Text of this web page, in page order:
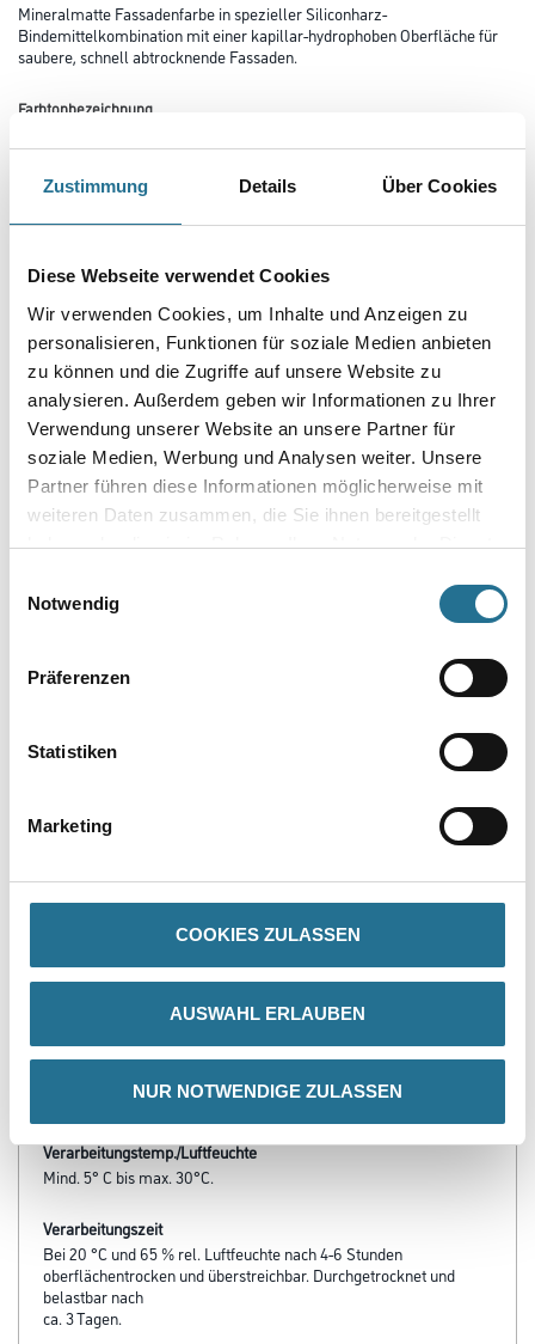
Zustimmung Details Über Cookies
Diese Webseite verwendet Cookies
Wir verwenden Cookies, um Inhalte und Anzeigen zu
personalisieren, Funktionen für soziale Medien anbieten
zu können und die Zugriffe auf unsere Website zu
analysieren. Außerdem geben wir Informationen zu Ihrer
Verwendung unserer Website an unsere Partner für
soziale Medien, Werbung und Analysen weiter. Unsere
Partner führen diese Informationen möglicherweise mit
weiteren Daten zusammen, die Sie ihnen bereitgestellt
haben oder die sie im Rahmen Ihrer Nutzung der Dienste
Notwendig
Präferenzen
Statistiken
Marketing
COOKIES ZULASSEN
AUSWAHL ERLAUBEN
NUR NOTWENDIGE ZULASSEN
Mineralmatte Fassadenfarbe in spezieller Siliconharz-
Bindemittelkombination mit einer kapillar-hydrophoben Oberfläche für
saubere, schnell abtrocknende Fassaden.
Farbtonbezeichnung
Umrechnungsfaktoren
PRODUKTEIGENSCHAFTEN
Produkteigenschaft
- Geschützt vor Algen
- Schnelle Rücktrocknung nach Feuchtebelastung für geringe
- Robuste, wetterbeständige Oberfläche
Verarbeitungstemp./Luftfeuchte
Mind. 5° C bis max. 30°C.
Verarbeitungszeit
Bei 20 °C und 65 % rel. Luftfeuchte nach 4-6 Stunden
oberflächentrocken und überstreichbar. Durchgetrocknet und
belastbar nach
ca. 3 Tagen.